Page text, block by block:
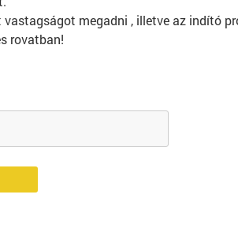
vastagságot megadni , illetve az indító
rovatban!